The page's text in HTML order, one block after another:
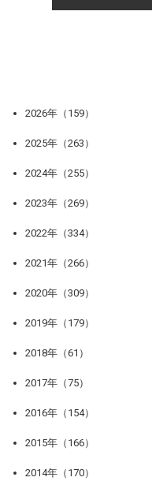
2026年（159）
2025年（263）
2024年（255）
2023年（269）
2022年（334）
2021年（266）
2020年（309）
2019年（179）
2018年（61）
2017年（75）
2016年（154）
2015年（166）
2014年（170）